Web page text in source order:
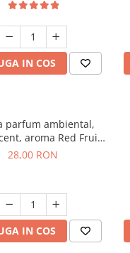
IN COS
parfum ambiental,
aroma Red Fruit
Bubble, 20 g
28,00 RON
IN COS